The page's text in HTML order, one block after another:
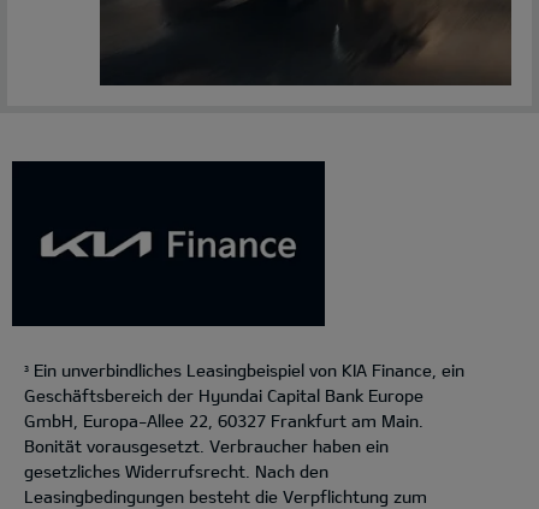
3
Ein unverbindliches Leasingbeispiel von KIA Finance, ein
Geschäftsbereich der Hyundai Capital Bank Europe
GmbH, Europa-Allee 22, 60327 Frankfurt am Main.
Bonität vorausgesetzt. Verbraucher haben ein
gesetzliches Widerrufsrecht. Nach den
Leasingbedingungen besteht die Verpflichtung zum